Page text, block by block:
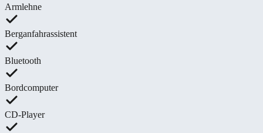
Armlehne
Berganfahrassistent
Bluetooth
Bordcomputer
CD-Player